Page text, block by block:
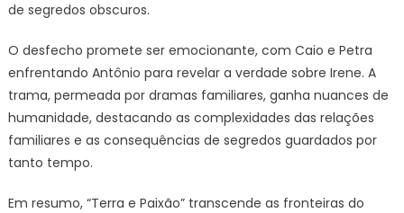
de segredos obscuros.
O desfecho promete ser emocionante, com Caio e Petra
enfrentando Antônio para revelar a verdade sobre Irene. A
trama, permeada por dramas familiares, ganha nuances de
humanidade, destacando as complexidades das relações
familiares e as consequências de segredos guardados por
tanto tempo.
Em resumo, “Terra e Paixão” transcende as fronteiras do